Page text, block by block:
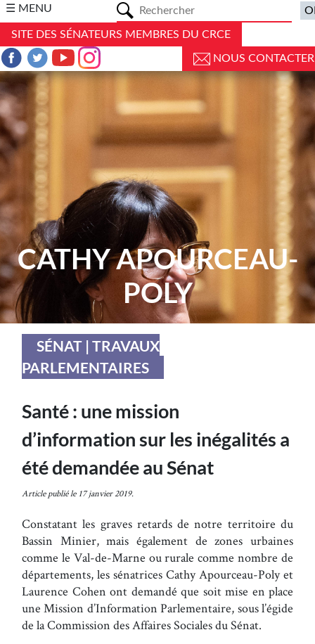
☰ MENU
SITE DES SÉNATEURS MEMBRES DU CRCE
NOUS CONTACTER
CATHY APOURCEAU-
POLY
SÉNAT | TRAVAUX
PARLEMENTAIRES
Santé : une mission
d’information sur les inégalités a
été demandée au Sénat
Article publié le 17 janvier 2019.
Constatant les graves retards de notre territoire du
Bassin Minier, mais également de zones urbaines
comme le Val-de-Marne ou rurale comme nombre de
départements, les sénatrices Cathy Apourceau-Poly et
Laurence Cohen ont demandé que soit mise en place
une Mission d’Information Parlementaire, sous l’égide
de la Commission des Affaires Sociales du Sénat.